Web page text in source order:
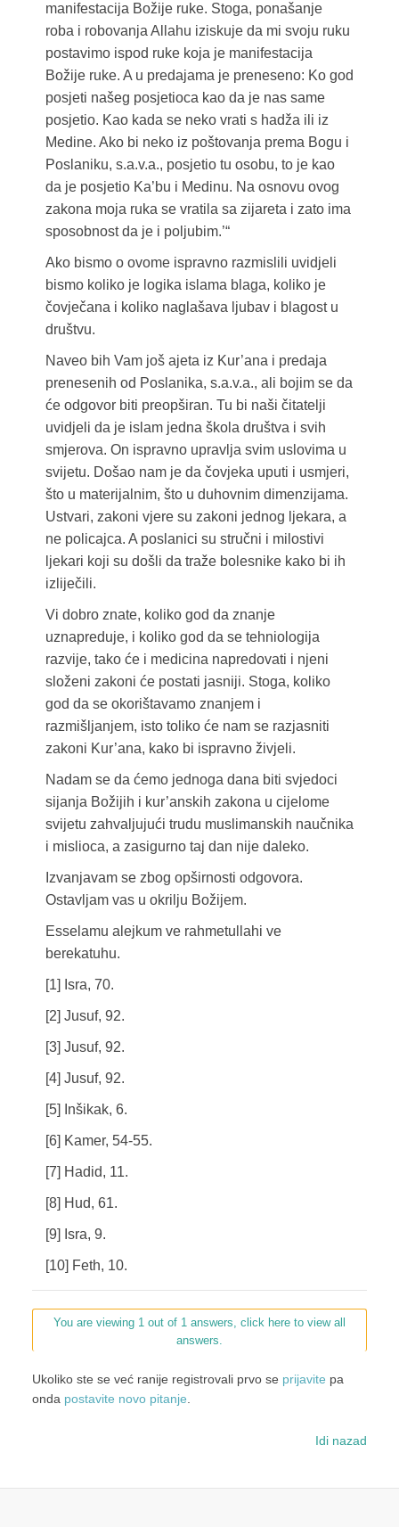
manifestacija Božije ruke. Stoga, ponašanje
roba i robovanja Allahu iziskuje da mi svoju ruku
postavimo ispod ruke koja je manifestacija
Božije ruke. A u predajama je preneseno: Ko god
posjeti našeg posjetioca kao da je nas same
posjetio. Kao kada se neko vrati s hadža ili iz
Medine. Ako bi neko iz poštovanja prema Bogu i
Poslaniku, s.a.v.a., posjetio tu osobu, to je kao
da je posjetio Ka’bu i Medinu. Na osnovu ovog
zakona moja ruka se vratila sa zijareta i zato ima
sposobnost da je i poljubim.’“
Ako bismo o ovome ispravno razmislili uvidjeli
bismo koliko je logika islama blaga, koliko je
čovječana i koliko naglašava ljubav i blagost u
društvu.
Naveo bih Vam još ajeta iz Kur’ana i predaja
prenesenih od Poslanika, s.a.v.a., ali bojim se da
će odgovor biti preopširan. Tu bi naši čitatelji
uvidjeli da je islam jedna škola društva i svih
smjerova. On ispravno upravlja svim uslovima u
svijetu. Došao nam je da čovjeka uputi i usmjeri,
što u materijalnim, što u duhovnim dimenzijama.
Ustvari, zakoni vjere su zakoni jednog ljekara, a
ne policajca. A poslanici su stručni i milostivi
ljekari koji su došli da traže bolesnike kako bi ih
izliječili.
Vi dobro znate, koliko god da znanje
uznapreduje, i koliko god da se tehniologija
razvije, tako će i medicina napredovati i njeni
složeni zakoni će postati jasniji. Stoga, koliko
god da se okorištavamo znanjem i
razmišljanjem, isto toliko će nam se razjasniti
zakoni Kur’ana, kako bi ispravno živjeli.
Nadam se da ćemo jednoga dana biti svjedoci
sijanja Božijih i kur’anskih zakona u cijelome
svijetu zahvaljujući trudu muslimanskih naučnika
i mislioca, a zasigurno taj dan nije daleko.
Izvanjavam se zbog opširnosti odgovora.
Ostavljam vas u okrilju Božijem.
Esselamu alejkum ve rahmetullahi ve
berekatuhu.
[1] Isra, 70.
[2] Jusuf, 92.
[3] Jusuf, 92.
[4] Jusuf, 92.
[5] Inšikak, 6.
[6] Kamer, 54-55.
[7] Hadid, 11.
[8] Hud, 61.
[9] Isra, 9.
[10] Feth, 10.
You are viewing 1 out of 1 answers, click here to view all
answers.
Ukoliko ste se već ranije registrovali prvo se prijavite pa
onda postavite novo pitanje.
Idi nazad